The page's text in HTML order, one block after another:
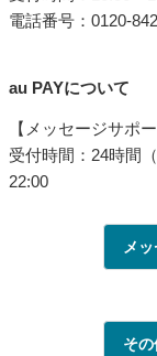
電話番号：0120-
au PAYについて
【メッセージサポー
受付時間：24時間
22:00
メ
そ